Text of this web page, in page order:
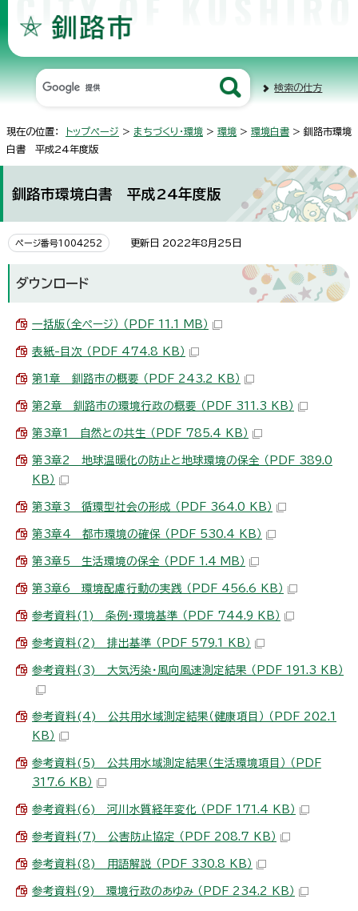
検索の仕方
現在の位置： トップページ > まちづくり・環境 > 環境 > 環境白書 > 釧路市環境
白書 平成24年度版
釧路市環境白書 平成24年度版
ページ番号1004252 更新日 2022年8月25日
ダウンロード
一括版（全ページ） （PDF 11.1 MB）
表紙-目次 （PDF 474.8 KB）
第1章 釧路市の概要 （PDF 243.2 KB）
第2章 釧路市の環境行政の概要 （PDF 311.3 KB）
第3章1 自然との共生 （PDF 785.4 KB）
第3章2 地球温暖化の防止と地球環境の保全 （PDF 389.0
KB）
第3章3 循環型社会の形成 （PDF 364.0 KB）
第3章4 都市環境の確保 （PDF 530.4 KB）
第3章5 生活環境の保全 （PDF 1.4 MB）
第3章6 環境配慮行動の実践 （PDF 456.6 KB）
参考資料(1) 条例・環境基準 （PDF 744.9 KB）
参考資料(2) 排出基準 （PDF 579.1 KB）
参考資料(3) 大気汚染・風向風速測定結果 （PDF 191.3 KB）
参考資料(4) 公共用水域測定結果（健康項目） （PDF 202.1
KB）
参考資料(5) 公共用水域測定結果（生活環境項目） （PDF
317.6 KB）
参考資料(6) 河川水質経年変化 （PDF 171.4 KB）
参考資料(7) 公害防止協定 （PDF 208.7 KB）
参考資料(8) 用語解説 （PDF 330.8 KB）
参考資料(9) 環境行政のあゆみ （PDF 234.2 KB）